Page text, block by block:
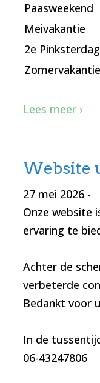
Paasweekend
Meivakantie
2e Pinksterdag
Zomervakantie
Lees meer ›
Website
27 mei 2026-
Onze website
ervaring te
Achter de
verbeterde
Bedankt voor
In de
06-43247806